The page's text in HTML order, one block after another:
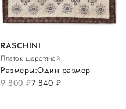
RASCHINI
Платок шерстяной
9 800руб.7 840 руб.
Размеры:Один размер